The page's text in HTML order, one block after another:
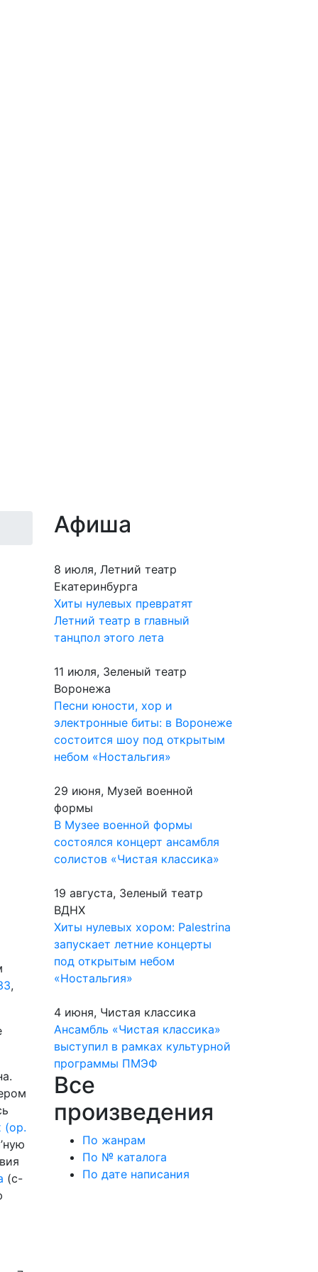
,
(ор.
(c-
Афиша
8 июля, Летний театр
Екатеринбурга
Хиты нулевых превратят
Летний театр в главный
танцпол этого лета
11 июля, Зеленый театр
Воронежа
Песни юности, хор и
электронные биты: в Воронеже
состоится шоу под открытым
небом «Ностальгия»
29 июня, Музей военной
формы
В Музее военной формы
состоялся концерт ансамбля
солистов «Чистая классика»
19 августа, Зеленый театр
ВДНХ
Хиты нулевых хором: Palestrina
запускает летние концерты
под открытым небом
«Ностальгия»
4 июня, Чистая классика
Ансамбль «Чистая классика»
выступил в рамках культурной
программы ПМЭФ
Все
произведения
По жанрам
По № каталога
По дате написания